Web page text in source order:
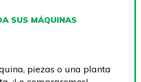
SUS MÁQUINAS
piezas o una planta